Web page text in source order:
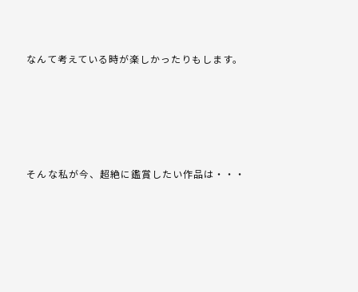
なんて考えている時が楽しかったりもします。
そんな私が今、超絶に鑑賞したい作品は・・・